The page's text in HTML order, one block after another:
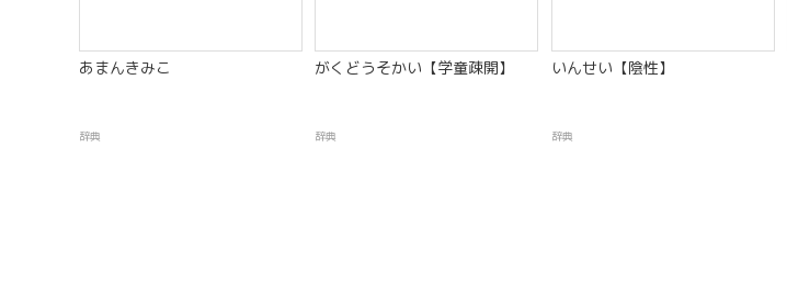
あまんきみこ
辞典
がくどうそかい【学童疎開】
辞典
いんせい【陰性】
辞典